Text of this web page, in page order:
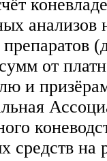
анализов
от
и
средств на